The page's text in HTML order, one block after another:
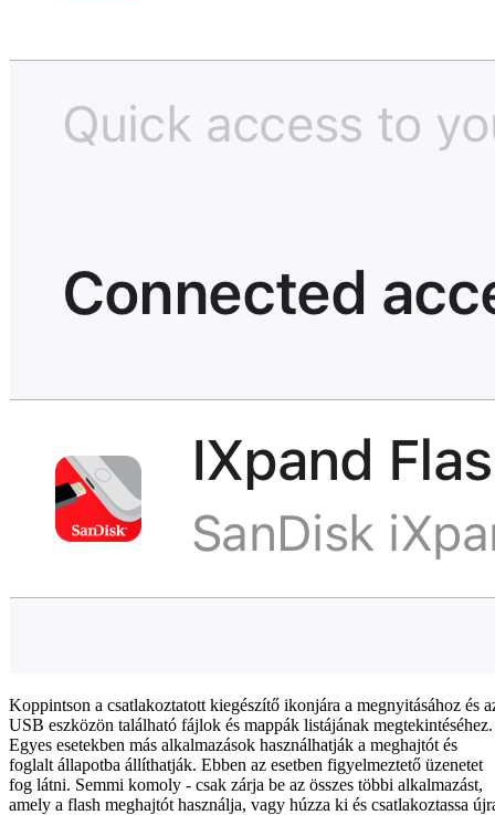
Koppintson a csatlakoztatott kiegészítő ikonjára a megnyitásához és
USB eszközön található fájlok és mappák listájának megtekintéséhez.
Egyes esetekben más alkalmazások használhatják a meghajtót és
foglalt állapotba állíthatják. Ebben az esetben figyelmeztető üzenetet
fog látni. Semmi komoly - csak zárja be az összes többi alkalmazást,
amely a flash meghajtót használja, vagy húzza ki és csatlakoztassa